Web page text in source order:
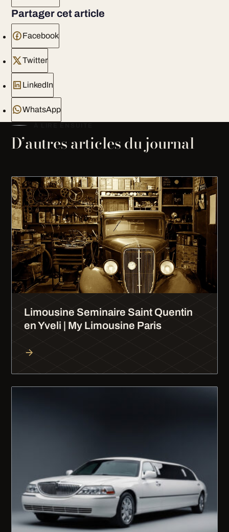
Partager cet article
Facebook
Twitter
LinkedIn
WhatsApp
D’autres articles du journal
Limousine Seminaire Saint Quentin
en Yveli | My Limousine Paris